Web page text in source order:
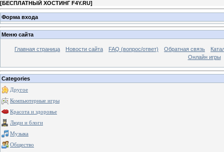
[БЕСПЛАТНЫЙ ХОСТИНГ F4Y.RU]
Форма входа
Меню сайта
Главная страница Новости сайта FAQ (вопрос/ответ) Обратная связь
Онлайн игры
Categories
Другое
Компьютерные игры
Красота и здоровье
Люди и блоги
Музыка
Общество